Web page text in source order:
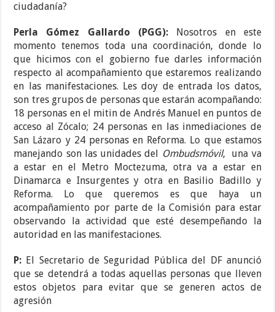
ciudadanía?
Perla Gómez Gallardo (PGG): Nosotros en este
momento tenemos toda una coordinación, donde lo
que hicimos con el gobierno fue darles información
respecto al acompañamiento que estaremos realizando
en las manifestaciones. Les doy de entrada los datos,
son tres grupos de personas que estarán acompañando:
18 personas en el mitin de Andrés Manuel en puntos de
acceso al Zócalo; 24 personas en las inmediaciones de
San Lázaro y 24 personas en Reforma. Lo que estamos
manejando son las unidades del
Ombudsmóvil, una va
a estar en el Metro Moctezuma, otra va a estar en
Dinamarca e Insurgentes y otra en Basilio Badillo y
Reforma. Lo que queremos es que haya un
acompañamiento por parte de la Comisión para estar
observando la actividad que esté desempeñando la
autoridad en las manifestaciones.
P: El Secretario de Seguridad Pública del DF anunció
que se detendrá a todas aquellas personas que lleven
estos objetos para evitar que se generen actos de
agresión